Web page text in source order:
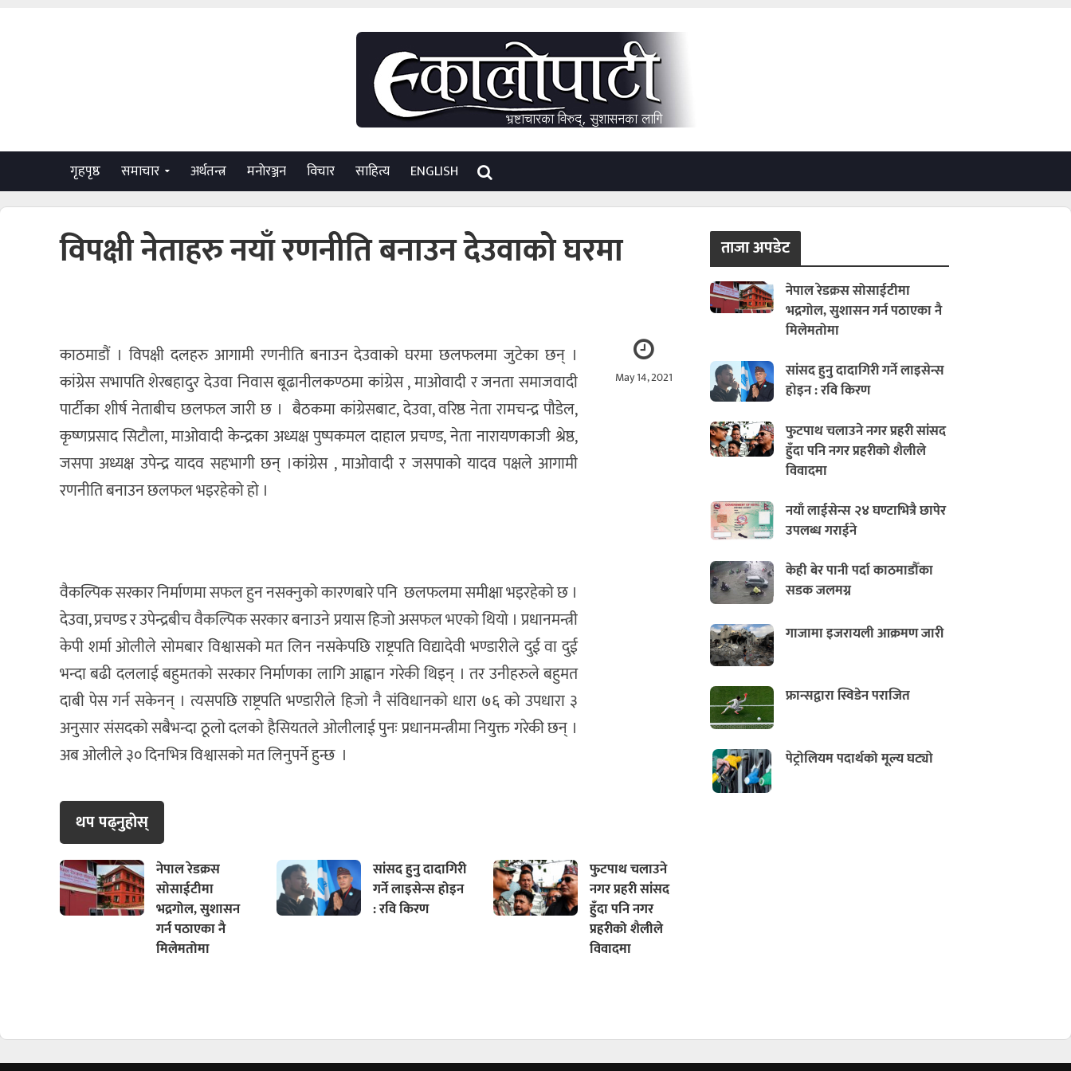
गृहपृष्ठ समाचार अर्थतन्त्र मनाेरञ्जन विचार साहित्य ENGLISH
विपक्षी नेताहरु नयाँ रणनीति बनाउन देउवाको घरमा
May 14, 2021
काठमाडौं । विपक्षी दलहरु आगामी रणनीति बनाउन देउवाको घरमा छलफलमा जुटेका छन् ।
कांग्रेस सभापति शेरबहादुर देउवा निवास बूढानीलकण्ठमा कांग्रेस , माओवादी र जनता समाजवादी
पार्टीका शीर्ष नेताबीच छलफल जारी छ । बैठकमा कांग्रेसबाट, देउवा, वरिष्ठ नेता रामचन्द्र पौडेल,
कृष्णप्रसाद सिटौला, माओवादी केन्द्रका अध्यक्ष पुष्पकमल दाहाल प्रचण्ड, नेता नारायणकाजी श्रेष्ठ,
जसपा अध्यक्ष उपेन्द्र यादव सहभागी छन् ।कांग्रेस , माओवादी र जसपाको यादव पक्षले आगामी
रणनीति बनाउन छलफल भइरहेको हाे ।
वैकल्पिक सरकार निर्माणमा सफल हुन नसक्नुको कारणबारे पनि छलफलमा समीक्षा भइरहेको छ ।
देउवा, प्रचण्ड र उपेन्द्रबीच वैकल्पिक सरकार बनाउने प्रयास हिजो असफल भएको थियो । प्रधानमन्त्री
केपी शर्मा ओलीले सोमबार विश्वासको मत लिन नसकेपछि राष्ट्रपति विद्यादेवी भण्डारीले दुई वा दुई
भन्दा बढी दललाई बहुमतको सरकार निर्माणका लागि आह्वान गरेकी थिइन् । तर उनीहरुले बहुमत
दाबी पेस गर्न सकेनन् । त्यसपछि राष्ट्रपति भण्डारीले हिजो नै संविधानको धारा ७६ को उपधारा ३
अनुसार संसदको सबैभन्दा ठूलो दलको हैसियतले ओलीलाई पुनः प्रधानमन्त्रीमा नियुक्त गरेकी छन् ।
अब ओलीले ३० दिनभित्र विश्वासको मत लिनुपर्ने हुन्छ ।
थप पढ्नुहाेस्
नेपाल रेडक्रस
सोसाईटीमा
भद्रगोल, सुशासन
गर्न पठाएका नै
मिलेमतोमा
सांसद हुनु दादागिरी
गर्ने लाइसेन्स होइन
: रवि किरण
फुटपाथ चलाउने
नगर प्रहरी सांसद
हुँदा पनि नगर
प्रहरीको शैलीले
विवादमा
ताजा अपडेट
नेपाल रेडक्रस सोसाईटीमा
भद्रगोल, सुशासन गर्न पठाएका नै
मिलेमतोमा
सांसद हुनु दादागिरी गर्ने लाइसेन्स
होइन : रवि किरण
फुटपाथ चलाउने नगर प्रहरी सांसद
हुँदा पनि नगर प्रहरीको शैलीले
विवादमा
नयाँ लाईसेन्स २४ घण्टाभित्रै छापेर
उपलब्ध गराईने
केही बेर पानी पर्दा काठमाडौँका
सडक जलमग्न
गाजामा इजरायली आक्रमण जारी
फ्रान्सद्वारा स्विडेन पराजित
पेट्रोलियम पदार्थको मूल्य घट्यो